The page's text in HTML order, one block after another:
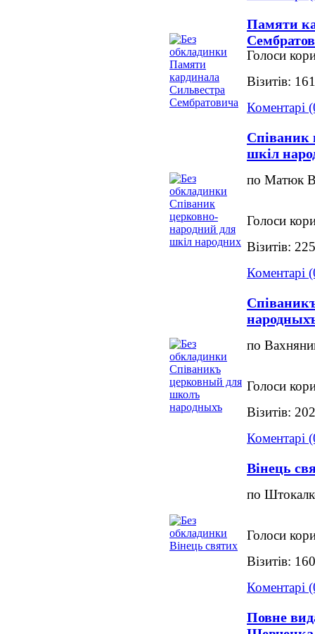
Памяти
Голоси
Візитів:
Коментарі
Співаник
шкіл
по Матюк
Голоси
Візитів:
Коментарі
по
Голоси
Візитів:
Коментарі
Вінець
по
Голоси
Візитів:
Коментарі
Повне